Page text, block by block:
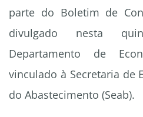
parte do Boletim de
divulgado nesta
Departamento de
vinculado à Secretaria de
do Abastecimento (Seab).